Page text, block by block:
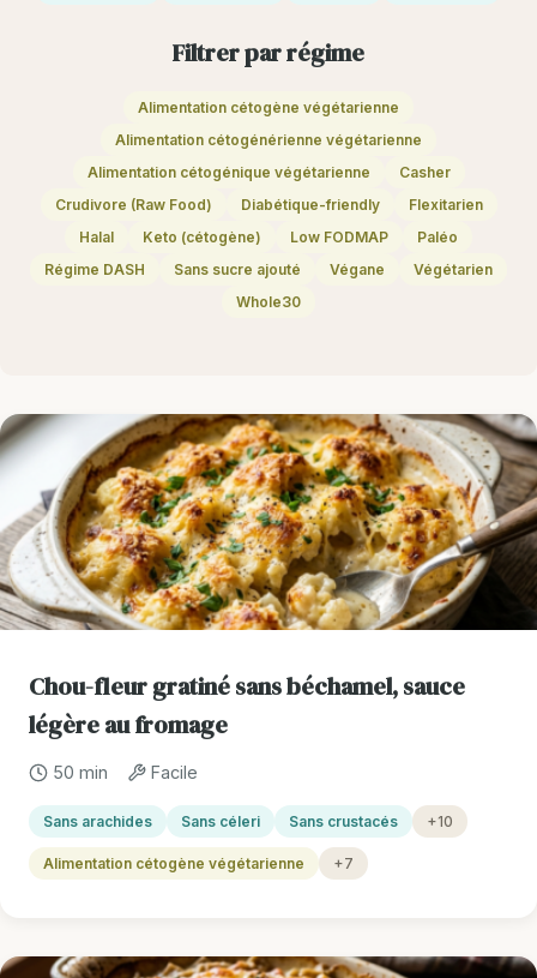
Filtrer par régime
Alimentation cétogène végétarienne
Alimentation cétogénérienne végétarienne
Alimentation cétogénique végétarienne
Casher
Crudivore (Raw Food)
Diabétique-friendly
Flexitarien
Halal
Keto (cétogène) Low FODMAP
Paléo
Régime DASH
Sans sucre ajouté Végane
Végétarien
Whole30
Chou-fleur gratiné sans béchamel, sauce
légère au fromage
50 min Facile
Sans arachides Sans céleri Sans crustacés +10
Alimentation cétogène végétarienne +7